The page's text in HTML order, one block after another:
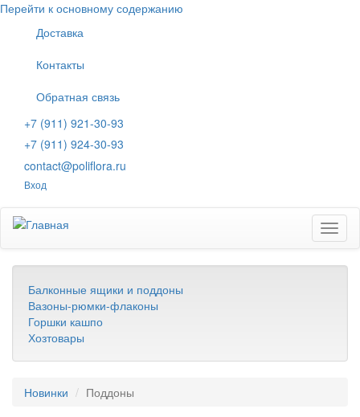
Перейти к основному содержанию
Доставка
Контакты
Обратная связь
+7 (911) 921-30-93
+7 (911) 924-30-93
contact@poliflora.ru
Вход
Балконные ящики и поддоны
Вазоны-рюмки-флаконы
Горшки кашпо
Хозтовары
Новинки Поддоны